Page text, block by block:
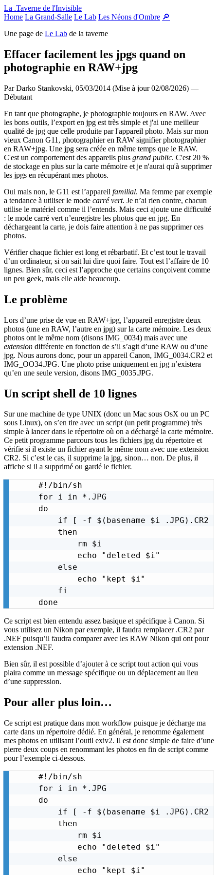
Panneau de gestion des cookies
La .Taverne de l'Invisible
Home La Grand-Salle Le Lab Les Néons d'Ombre 🔎
Une page de Le Lab de la taverne
Effacer facilement les jpgs quand on
photographie en RAW+jpg
Par Darko Stankovski, 05/03/2014 (Mise à jour 02/08/2026) —
Débutant
En tant que photographe, je photographie toujours en RAW. Avec
les bons outils, l’export en jpg est très simple et j'ai une meilleur
qualité de jpg que celle produite par l'appareil photo. Mais sur mon
vieux Canon G11, photographier en RAW signifier photographier
en RAW+jpg. Une jpg sera créée en même temps que le RAW.
C'est un comportement des appareils plus grand public. C'est 20 %
de stockage en plus sur la carte mémoire et je n'aurai qu'à supprimer
les jpgs en récupérant mes photos.
Oui mais non, le G11 est l’appareil familial. Ma femme par exemple
a tendance à utiliser le mode carré vert. Je n’ai rien contre, chacun
utilise le matériel comme il l’entends. Mais ceci ajoute une difficulté
: le mode carré vert n’enregistre les photos que en jpg. En
déchargeant la carte, je dois faire attention à ne pas supprimer ces
photos.
Vérifier chaque fichier est long et rébarbatif. Et c’est tout le travail
d’un ordinateur, si on sait lui dire quoi faire. Tout est l’affaire de 10
lignes. Bien sûr, ceci est l’approche que certains conçoivent comme
un peu geek, mais elle aide beaucoup.
Le problème
Lors d’une prise de vue en RAW+jpg, l’appareil enregistre deux
photos (une en RAW, l’autre en jpg) sur la carte mémoire. Les deux
photos ont le même nom (disons IMG_0034) mais avec une
extension différente en fonction de s’il s’agit d’une RAW ou d’une
jpg. Nous aurons donc, pour un appareil Canon, IMG_0034.CR2 et
IMG_OO34.JPG. Une photo prise uniquement en jpg n’existera
qu’en une seule version, disons IMG_0035.JPG.
Un script shell de 10 lignes
Sur une machine de type UNIX (donc un Mac sous OsX ou un PC
sous Linux), on s’en tire avec un script (un petit programme) très
simple à lancer dans le répertoire où on a déchargé la carte mémoire.
Ce petit programme parcours tous les fichiers jpg du répertoire et
vérifie si il existe un fichier ayant le même nom avec une extension
CR2. Si c’est le cas, il supprime la jpg, sinon… non. De plus, il
affiche si il a supprimé ou gardé le fichier.
#!/bin/sh
for i in *.JPG
do
    if [ -f $(basename $i .JPG).CR2 ]
    then
        rm $i
        echo "deleted $i"
    else
        echo "kept $i"
    fi
done
Ce script est bien entendu assez basique et spécifique à Canon. Si
vous utilisez un Nikon par exemple, il faudra remplacer .CR2 par
.NEF puisqu’il faudra comparer avec les RAW Nikon qui ont pour
extension .NEF.
Bien sûr, il est possible d’ajouter à ce script tout action qui vous
plaira comme un message spécifique ou un déplacement au lieu
d’une suppression.
Pour aller plus loin…
Ce script est pratique dans mon workflow puisque je décharge ma
carte dans un répertoire dédié. En général, je renomme également
mes photos en utilisant l’outil exiv2. Il est donc simple de faire d’une
pierre deux coups en renommant les photos en fin de script comme
pour l’exemple ci-dessous.
#!/bin/sh
for i in *.JPG
do
    if [ -f $(basename $i .JPG).CR2 ]
    then
        rm $i
        echo "deleted $i"
    else
        echo "kept $i"